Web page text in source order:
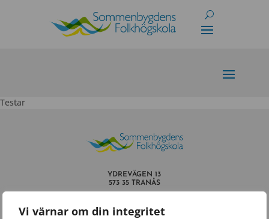
Vi värnar om din integritet
Testar
YDREVÄGEN 13
573 35 TRANÅS
TEL.0140 – 659 60